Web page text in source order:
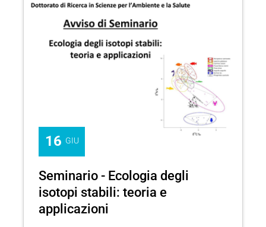
16 GIU
Seminario - Ecologia degli
isotopi stabili: teoria e
applicazioni